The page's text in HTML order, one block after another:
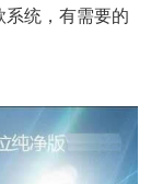
系统，有需要的